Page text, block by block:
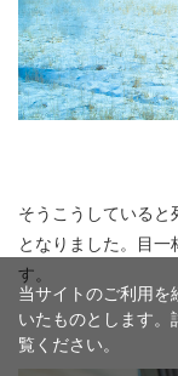
そうこうしていると
となりました。目
す。
当サイトのご利用を
いたものとします。
覧ください。